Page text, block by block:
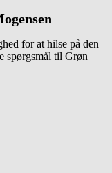
for at hilse på den
spørgsmål til Grøn